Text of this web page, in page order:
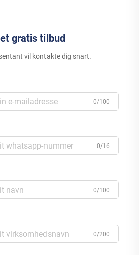
gratis tilbud
vil kontakte dig snart.
0/100
0/16
0/100
0/200